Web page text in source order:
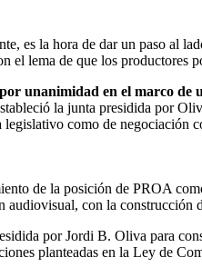
es la hora de dar un paso al
el lema de que los productores
unanimidad en el marco
la junta presidida por
como de negociación
de la posición de PROA
con la construcción
por Jordi B. Oliva para
planteadas en la Ley de